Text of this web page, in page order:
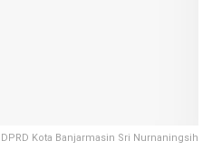
Kota Banjarmasin Sri Nurnaningsih